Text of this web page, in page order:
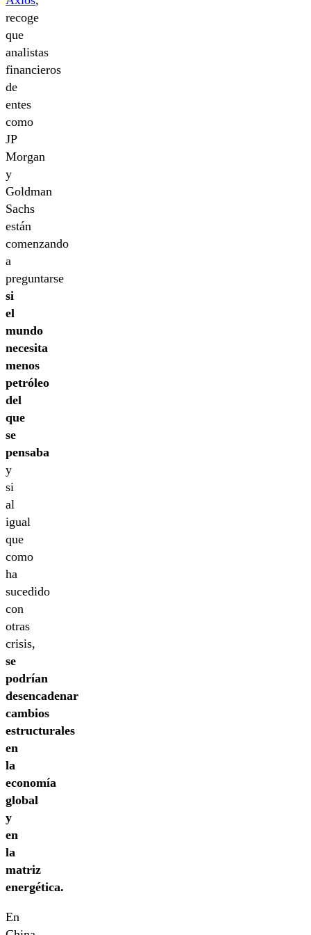
recoge
que
analistas
financieros
de
entes
como
JP
Morgan
y
Goldman
Sachs
están
comenzando
a
preguntarse
si
el
mundo
necesita
menos
petróleo
del
que
se
pensaba
y
si
al
igual
que
como
ha
sucedido
con
otras
crisis,
se
podrían
desencadenar
cambios
estructurales
en
la
economía
global
y
en
la
matriz
energética.
En